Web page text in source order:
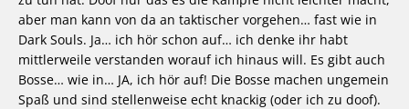
aber man kann von da an taktischer vorgehen… fast wie in
Dark Souls. Ja… ich hör schon auf… ich denke ihr habt
mittlerweile verstanden worauf ich hinaus will. Es gibt auch
Bosse… wie in… JA, ich hör auf! Die Bosse machen ungemein
Spaß und sind stellenweise echt knackig (oder ich zu doof).